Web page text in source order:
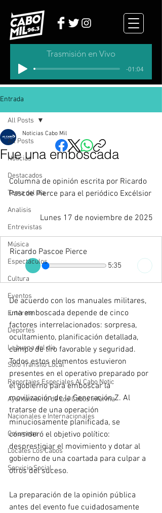
Trasmisión en Vivo
-01:04
Entrada
All Posts
Noticias
Destacados
Tema del dia
Analisis
Entrevistas
Música
Espectáculos
Cultura
Eventos
Entérate
Deportes
La buena del día
Sólo Tránsito Local
Reportajes Especiales Al Cabo Notic
Ayuntamiento de Los Cabos Informa
Nacionales e Internacionales
Columnas
Locales Los Cabos
Servicio Social
All Posts
Fue una emboscada
Noticias Cabo Mil
Columna de opinión escrita por ​Ricardo
Pascoe Pierce para el periódico Excélsior
Lunes 17 de noviembre de 2025
Ricardo Pascoe Pierce
5:35
De acuerdo con los manuales militares,
una emboscada depende de cinco
factores interrelacionados: sorpresa,
ocultamiento, planificación detallada,
campo de tiro favorable y seguridad.
Todos estos elementos estuvieron
presentes en el operativo preparado por
el gobierno para emboscar la
movilización de la Generación Z. Al
tratarse de una operación
minuciosamente planificada, se
consideró el objetivo político:
desprestigiar el movimiento y dotar al
gobierno de una coartada para culpar a
otros del suceso.
La preparación de la opinión pública
antes del evento fue cuidadosamente